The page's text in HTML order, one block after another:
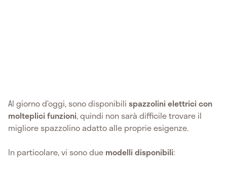
Al giorno d’oggi, sono disponibili spazzolini elettrici con
molteplici funzioni, quindi non sarà difficile trovare il
migliore spazzolino adatto alle proprie esigenze.
In particolare, vi sono due modelli disponibili: